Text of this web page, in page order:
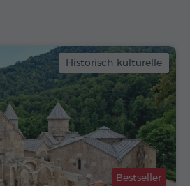
Historisch-kulturelle
Bestseller